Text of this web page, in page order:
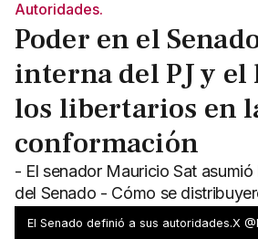
Autoridades.
Poder en el
interna del PJ y el
los libertarios en
conformación
- El senador Mauricio Sat
del Senado - Cómo se
escaños
El Senado definió a sus autoridades.X